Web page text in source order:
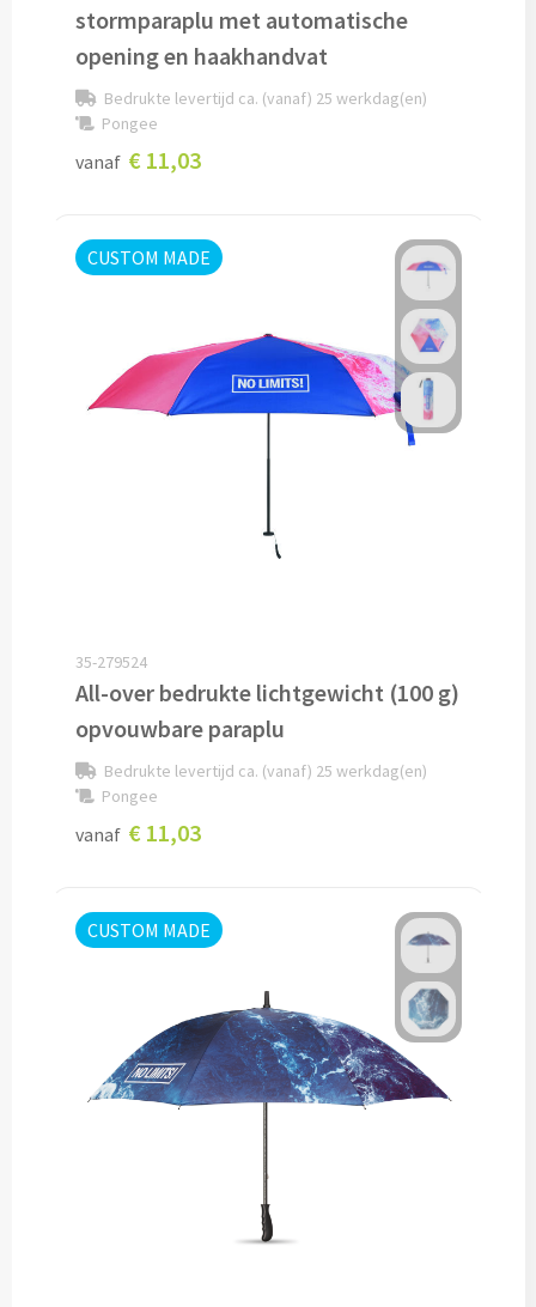
Kleding, Caps & Mutsen
Shirts & Hoodies
Polo shirts bedrukken
Alle textiel artikelen
Jassen bedrukken
Sportkleding
Sport T-shirts bedrukken
Sportshorts bedrukken
Golfkleding bedrukken
Caps & Zonnehoedjes
Zonnekleppen bedrukken
stormparaplu met automatische
opening en haakhandvat
Bedrukte levertijd ca. (vanaf) 25 werkdag(en)
Pongee
vanaf € 11,03
CUSTOM MADE
35-279524
All-over bedrukte lichtgewicht (100 g)
opvouwbare paraplu
Bedrukte levertijd ca. (vanaf) 25 werkdag(en)
Pongee
vanaf € 11,03
CUSTOM MADE